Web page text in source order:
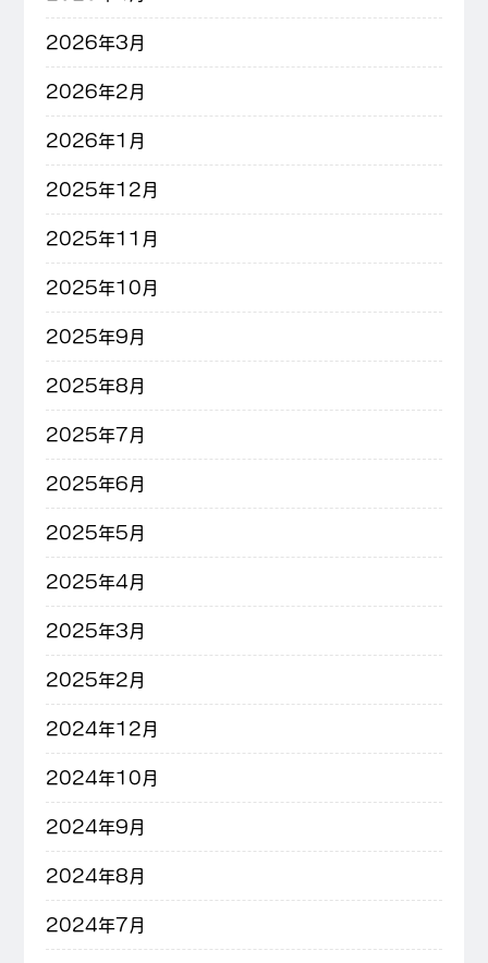
2026年3月
2026年2月
2026年1月
2025年12月
2025年11月
2025年10月
2025年9月
2025年8月
2025年7月
2025年6月
2025年5月
2025年4月
2025年3月
2025年2月
2024年12月
2024年10月
2024年9月
2024年8月
2024年7月